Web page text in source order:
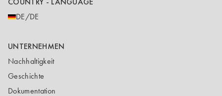
DE/DE
UNTERNEHMEN
Nachhaltigkeit
Geschichte
Dokumentation